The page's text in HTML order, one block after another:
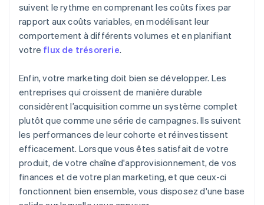
suivent le rythme en comprenant les coûts fixes par
rapport aux coûts variables, en modélisant leur
comportement à différents volumes et en planifiant
votre flux de trésorerie.
Enfin, votre marketing doit bien se développer. Les
entreprises qui croissent de manière durable
considèrent l’acquisition comme un système complet
plutôt que comme une série de campagnes. Ils suivent
les performances de leur cohorte et réinvestissent
efficacement. Lorsque vous êtes satisfait de votre
produit, de votre chaîne d'approvisionnement, de vos
finances et de votre plan marketing, et que ceux-ci
fonctionnent bien ensemble, vous disposez d'une base